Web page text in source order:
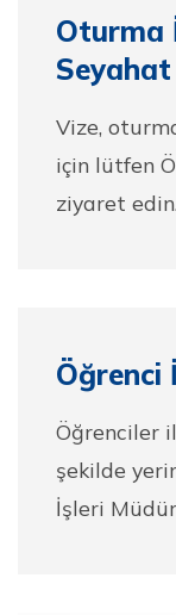
Oturma
Vize,
için lütfen
ziyaret edin.
Öğrenci
Öğrenciler
şekilde
İşleri